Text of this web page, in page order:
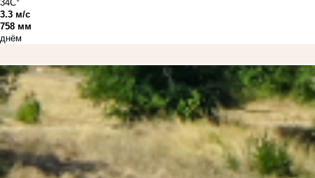
34C°
3.3 м/с
758 мм
днём